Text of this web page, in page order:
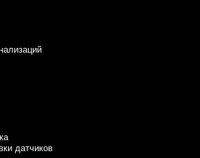
датчиков